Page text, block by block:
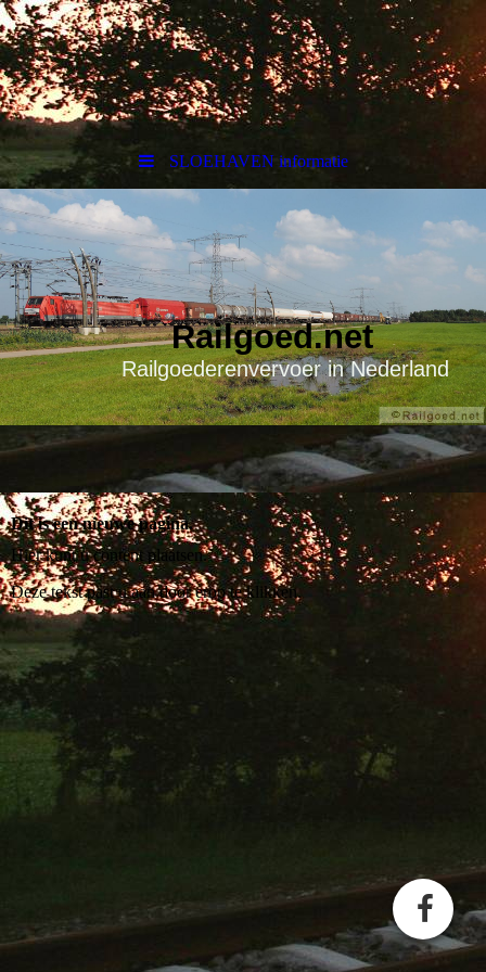
SLOEHAVEN informatie
Railgoed.net
Railgoederenvervoer in Nederland
Dit is een nieuwe pagina.
Hier kunt u content plaatsen.
Deze tekst past u aan door erop te klikken.